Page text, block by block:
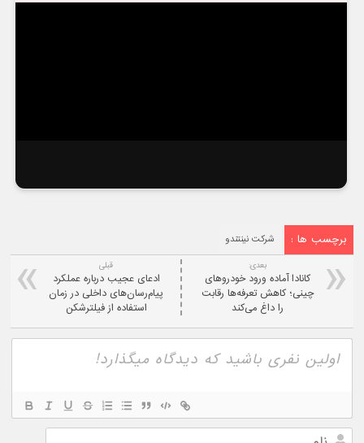
برچسب ها : شرکت نینتندو
قبلی
ادعای عجیب درباره عملکرد
پیام‌رسان‌های داخلی در زمان
استفاده از فیلترشکن
بعدی:
کانادا آماده ورود خودروهای
چینی؛ کاهش تعرفه‌ها رقابت
را داغ می‌کند
نام